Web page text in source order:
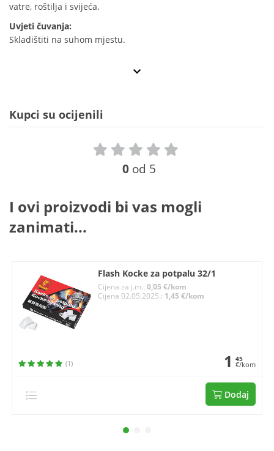
vatre, roštilja i svijeća.
Uvjeti čuvanja:
Skladištiti na suhom mjestu.
Kupci su ocijenili
0 od 5
I ovi proizvodi bi vas mogli
zanimati...
Flash Kocke za potpalu 32/1
Cijena za j.m.:0,05 €/kom
Cijena 02.05.2025.: 1,45 €/kom
(1) 1 45
€/kom
Dodaj